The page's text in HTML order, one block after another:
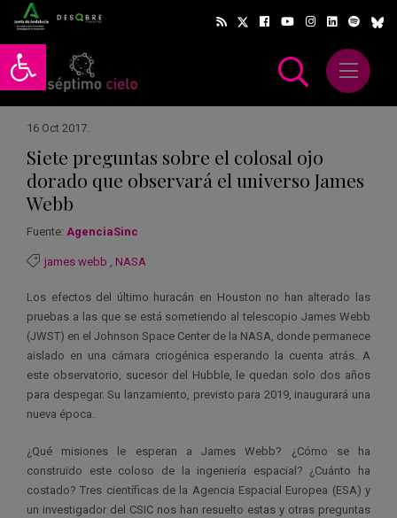
Abrir barra de herramientas
Abrir
16 Oct 2017.
Siete preguntas sobre el colosal ojo
dorado que observará el universo James
Webb
Fuente: AgenciaSinc
james webb , NASA
Los efectos del último huracán en Houston no han alterado las
pruebas a las que se está sometiendo al telescopio James Webb
(JWST) en el Johnson Space Center de la NASA, donde permanece
aislado en una cámara criogénica esperando la cuenta atrás. A
este observatorio, sucesor del Hubble, le quedan solo dos años
para despegar. Su lanzamiento, previsto para 2019, inaugurará una
nueva época.
¿Qué misiones le esperan a James Webb? ¿Cómo se ha
construido este coloso de la ingeniería espacial? ¿Cuánto ha
costado? Tres científicas de la Agencia Espacial Europea (ESA) y
un investigador del CSIC nos han resuelto estas y otras preguntas